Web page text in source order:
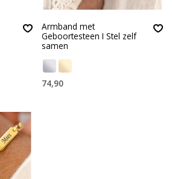
Armband met
Geboortesteen I Stel zelf
samen
74,90